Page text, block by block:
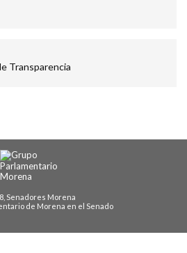
Senadores Morena
de Morena en el Senado